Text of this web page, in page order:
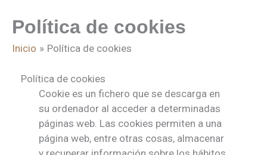
Política de cookies
Inicio Política de cookies
Política de cookies
Cookie es un fichero que se descarga en
su ordenador al acceder a determinadas
páginas web. Las cookies permiten a una
página web, entre otras cosas, almacenar